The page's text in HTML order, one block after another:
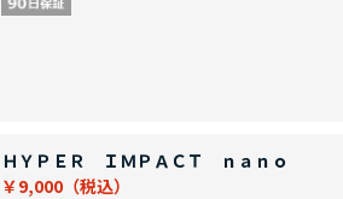
ＨＹＰＥＲ ＩＭＰＡＣＴ ｎａｎｏ
￥9,000